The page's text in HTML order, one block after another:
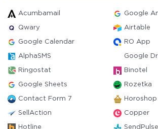
Acumbamail Google
Qwary Airtable
Google Calendar RO App
AlphaSMS Google
Ringostat Binotel
Google Sheets Rozetka
Contact Form 7 Horoshop
SellAction Copper
Hotline SendPulse